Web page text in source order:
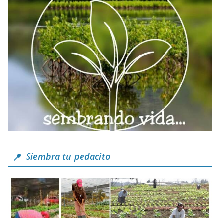
Siembra tu pedacito